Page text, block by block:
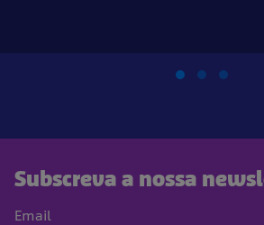
Subscreva a nossa
Email